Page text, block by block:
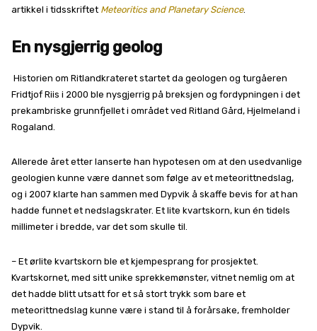
artikkel i tidsskriftet Meteoritics and Planetary Science.
En nysgjerrig geolog
Historien om Ritlandkrateret startet da geologen og turgåeren
Fridtjof Riis i 2000 ble nysgjerrig på breksjen og fordypningen i det
prekambriske grunnfjellet i området ved Ritland Gård, Hjelmeland i
Rogaland.
Allerede året etter lanserte han hypotesen om at den usedvanlige
geologien kunne være dannet som følge av et meteorittnedslag,
og i 2007 klarte han sammen med Dypvik å skaffe bevis for at han
hadde funnet et nedslagskrater. Et lite kvartskorn, kun én tidels
millimeter i bredde, var det som skulle til.
– Et ørlite kvartskorn ble et kjempesprang for prosjektet.
Kvartskornet, med sitt unike sprekkemønster, vitnet nemlig om at
det hadde blitt utsatt for et så stort trykk som bare et
meteorittnedslag kunne være i stand til å forårsake, fremholder
Dypvik.